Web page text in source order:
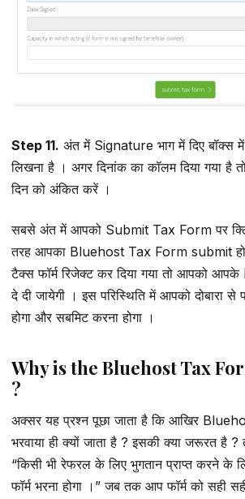
Step 11. अंत में Signature भाग में दिए बॉक्स
लिखना है । अगर दिनांक का कॉलम दिया गया है
दिन को अंकित करें ।
सबसे अंत में आपको Submit Tax Form पर
तरह आपका Bluehost Tax Form submit
टैक्स फॉर्म रिजेक्ट कर दिया गया तो आपको
दे दी जायेगी । इस परिस्थिति में आपको दोबारा से
होगा और सबमिट करना होगा ।
Why is the Bluehost Tax
?
अक्सर यह प्रश्न पूछा जाता है कि आखिर
भरवाया ही क्यों जाता है ? इसकी क्या जरूरत है ?
“किसी भी रेफरल के लिए भुगतान प्राप्त करने
फॉर्म भरना होगा ।” जब तक आप फॉर्म को सही